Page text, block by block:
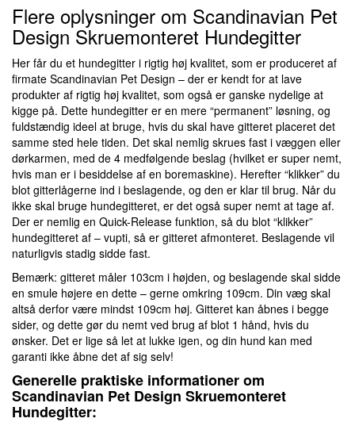
Flere oplysninger om Scandinavian Pet
Design Skruemonteret Hundegitter
Her får du et hundegitter i rigtig høj kvalitet, som er produceret af
firmate Scandinavian Pet Design – der er kendt for at lave
produkter af rigtig høj kvalitet, som også er ganske nydelige at
kigge på. Dette hundegitter er en mere “permanent” løsning, og
fuldstændig ideel at bruge, hvis du skal have gitteret placeret det
samme sted hele tiden. Det skal nemlig skrues fast i væggen eller
dørkarmen, med de 4 medfølgende beslag (hvilket er super nemt,
hvis man er i besiddelse af en boremaskine). Herefter “klikker” du
blot gitterlågerne ind i beslagende, og den er klar til brug. Når du
ikke skal bruge hundegitteret, er det også super nemt at tage af.
Der er nemlig en Quick-Release funktion, så du blot “klikker”
hundegitteret af – vupti, så er gitteret afmonteret. Beslagende vil
naturligvis stadig sidde fast.
Bemærk: gitteret måler 103cm i højden, og beslagende skal sidde
en smule højere en dette – gerne omkring 109cm. Din væg skal
altså derfor være mindst 109cm høj. Gitteret kan åbnes i begge
sider, og dette gør du nemt ved brug af blot 1 hånd, hvis du
ønsker. Det er lige så let at lukke igen, og din hund kan med
garanti ikke åbne det af sig selv!
Generelle praktiske informationer om
Scandinavian Pet Design Skruemonteret
Hundegitter: